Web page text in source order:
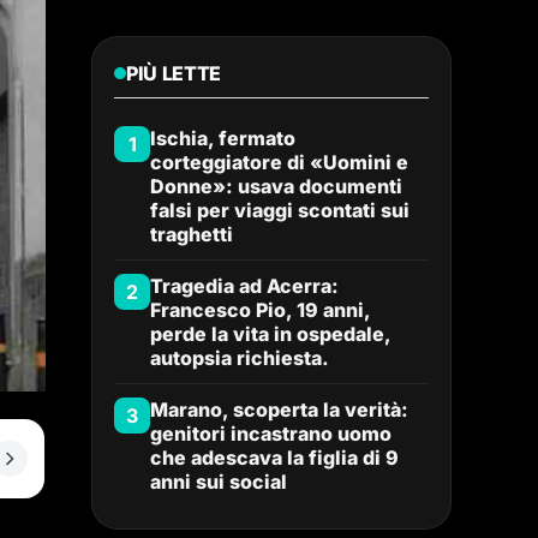
PIÙ LETTE
1
Ischia, fermato
corteggiatore di «Uomini e
Donne»: usava documenti
falsi per viaggi scontati sui
traghetti
2 Tragedia ad Acerra:
Francesco Pio, 19 anni,
perde la vita in ospedale,
autopsia richiesta.
3 Marano, scoperta la verità:
genitori incastrano uomo
che adescava la figlia di 9
anni sui social